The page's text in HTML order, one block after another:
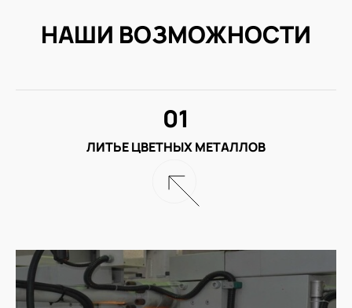
НАШИ ВОЗМОЖНОСТИ
ЛИТЬЕ ЦВЕТНЫХ МЕТАЛЛОВ
01